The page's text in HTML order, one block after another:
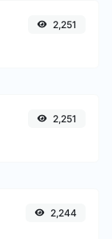
2,251
2,251
2,244